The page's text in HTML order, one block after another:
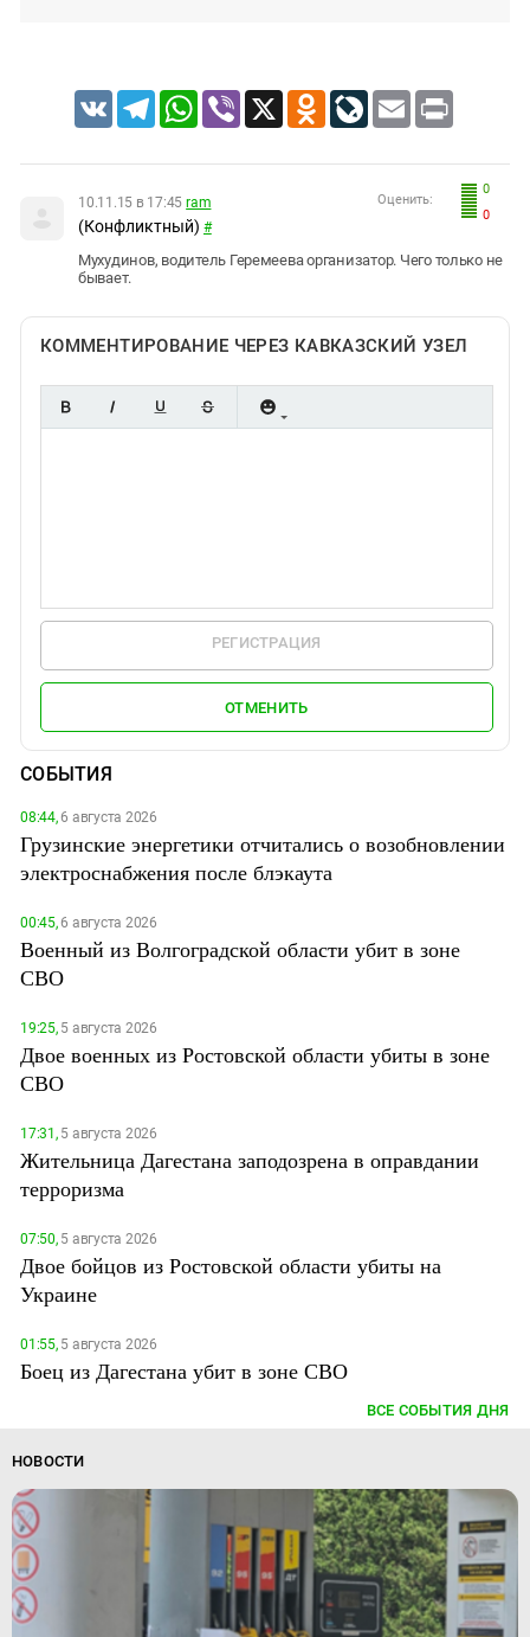
VK TelegramWhatsApp
Viber X Odnoklassniki
LiveJournal
Email Print
0
0
Оценить:
10.11.15 в 17:45 ram
(Конфликтный) #
Мухудинов, водитель Геремеева организатор. Чего только не
бывает.
КОММЕНТИРОВАНИЕ ЧЕРЕЗ КАВКАЗСКИЙ УЗЕЛ
РЕГИСТРАЦИЯ
ОТМЕНИТЬ
СОБЫТИЯ
08:44,6 августа 2026
Грузинские энергетики отчитались о возобновлении
электроснабжения после блэкаута
00:45,6 августа 2026
Военный из Волгоградской области убит в зоне
СВО
19:25,5 августа 2026
Двое военных из Ростовской области убиты в зоне
СВО
17:31,5 августа 2026
Жительница Дагестана заподозрена в оправдании
терроризма
07:50,5 августа 2026
Двое бойцов из Ростовской области убиты на
Украине
01:55,5 августа 2026
Боец из Дагестана убит в зоне СВО
ВСЕ СОБЫТИЯ ДНЯ
НОВОСТИ